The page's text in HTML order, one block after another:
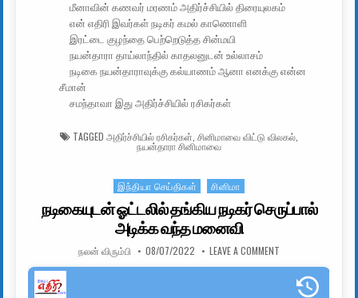
மீனாவின் கணவர் மரணம் அதிர்ச்சியில் திரையுலகம்
என் எதிரி இவர்கள் நடிகர் கமல் காணொளி
இரட்டை குழந்தை பெற்றெடுத்த சின்மயி
நயன்தாரா தாய்லாந்தில் காதலனுடன் உல்லாசம்
நடிகை நயன்தாராவுக்கு கல்யாணம் ஆனா எனக்கு என்ன
சீமான்
சமந்தாவா இது அதிர்ச்சியில் ரசிகர்கள்
TAGGED அதிர்ச்சியில் ரசிகர்கள் சினிமாவை விட்டு விலகல்
நயன்தாரா சினிமாவை
Posted in
இந்தியா செய்திகள் சினிமா
நடிகையுடன் ஓட்டலில் தங்கிய நடிகர் செருப்பால்
அடிக்க வந்த மனைவி
AUTHOR:
நலன் விரும்பி PUBLISHED DATE:
08/07/2022 LEAVE A COMMENT